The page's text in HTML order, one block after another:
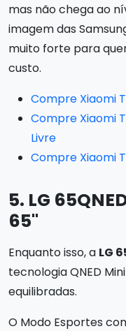
mas não chega ao
imagem das
muito forte para
custo.
Compre Xiaomi
Compre Xiaomi
Livre
Compre Xiaomi
5. LG
65"
Enquanto isso, a LG
tecnologia QNED
equilibradas.
O Modo Esportes